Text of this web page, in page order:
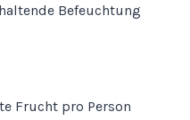
Befeuchtung
Frucht pro Person